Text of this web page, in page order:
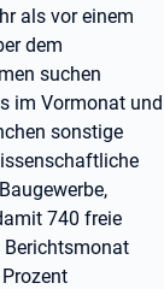
als vor einem
dem
suchen
im Vormonat und
sonstige
740 freie
Berichtsmonat